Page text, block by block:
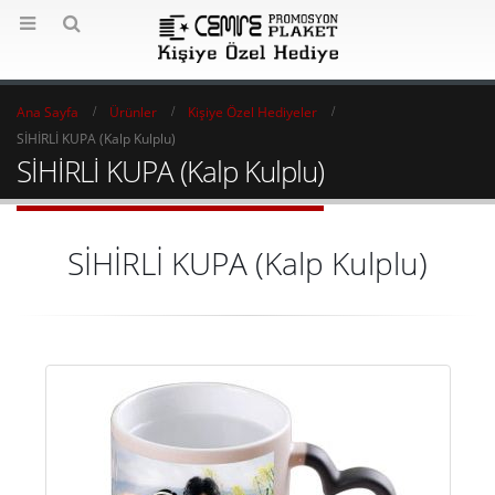
Ana Sayfa Ürünler
Kişiye Özel Hediyeler
SİHİRLİ KUPA (Kalp Kulplu)
SİHİRLİ KUPA (Kalp Kulplu)
SİHİRLİ KUPA (Kalp Kulplu)